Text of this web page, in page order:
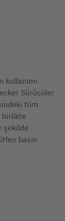
kullanımı
Sürücüler
tüm
birlikte
şekilde
basın